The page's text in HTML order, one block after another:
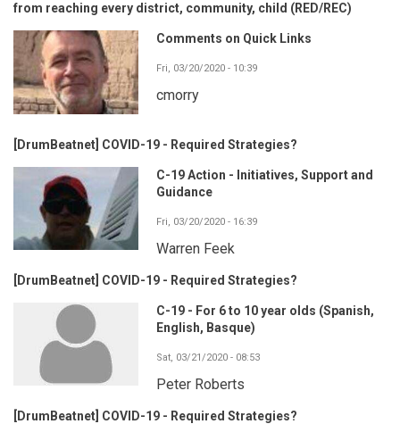
from reaching every district, community, child (RED/REC)
Comments on Quick Links
Fri, 03/20/2020 - 10:39
cmorry
[DrumBeatnet] COVID-19 - Required Strategies?
C-19 Action - Initiatives, Support and
Guidance
Fri, 03/20/2020 - 16:39
Warren Feek
[DrumBeatnet] COVID-19 - Required Strategies?
C-19 - For 6 to 10 year olds (Spanish,
English, Basque)
Sat, 03/21/2020 - 08:53
Peter Roberts
[DrumBeatnet] COVID-19 - Required Strategies?